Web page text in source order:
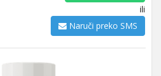
ili
Naruči preko SMS